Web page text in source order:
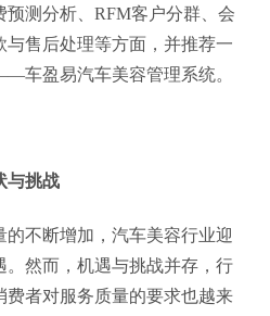
测分析、RFM客户分群、会
与售后处理等方面，并推荐一
车盈易汽车美容管理系统。
与挑战
不断增加，汽车美容行业迎
。然而，机遇与挑战并存，行
费者对服务质量的要求也越来